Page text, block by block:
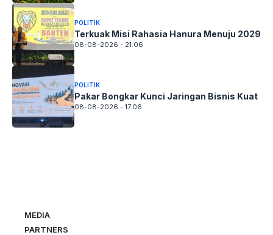
POLITIK
Terkuak Misi Rahasia Hanura Menuju 2029
08-08-2026 - 21.06
POLITIK
Pakar Bongkar Kunci Jaringan Bisnis Kuat
08-08-2026 - 17.06
MEDIA
PARTNERS